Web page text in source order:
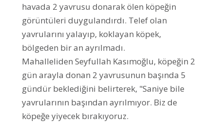
havada 2 yavrusu donarak ölen köpeğin
görüntüleri duygulandırdı. Telef olan
yavrularını yalayıp, koklayan köpek,
bölgeden bir an ayrılmadı.
Mahalleliden Seyfullah Kasımoğlu, köpeğin 2
gün arayla donan 2 yavrusunun başında 5
gündür beklediğini belirterek, "Saniye bile
yavrularının başından ayrılmıyor. Biz de
köpeğe yiyecek bırakıyoruz.